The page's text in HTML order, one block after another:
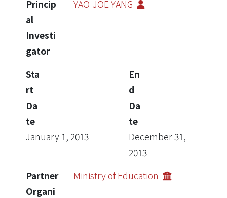
Princip
al
Investi
gator
YAO-JOE YANG
Sta
rt
Da
te
January 1, 2013
En
d
Da
te
December 31,
2013
Partner
Organi
Ministry of Education